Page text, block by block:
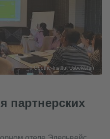
партнерских
© Goethe-Institut Usbekistan